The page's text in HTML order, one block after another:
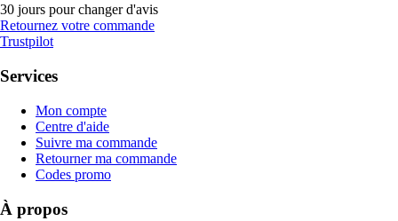
30 jours pour changer d'avis
Retournez votre commande
Trustpilot
Services
Mon compte
Centre d'aide
Suivre ma commande
Retourner ma commande
Codes promo
À propos